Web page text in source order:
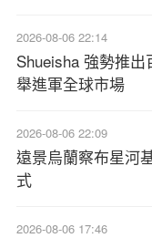
2026-08-06 22:14
Shueisha 強勢推
舉進軍全球市場
2026-08-06 22:09
遠景烏蘭察布星河
式
2026-08-06 17:46